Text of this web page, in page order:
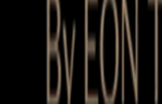
Startup Database